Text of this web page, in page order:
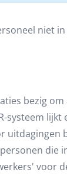
niet
bezig
systeem lijkt
die
voor